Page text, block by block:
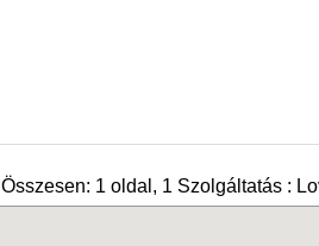
Összesen: 1 oldal, 1 Szolgáltatás :